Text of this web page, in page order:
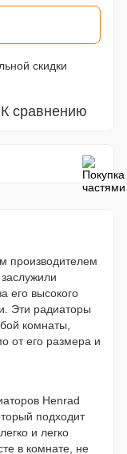
скидки
К сравнению
производителем
его высокого
Эти радиаторы
комнаты,
от его размера и
Henrad
подходит
и легко
в комнате, не